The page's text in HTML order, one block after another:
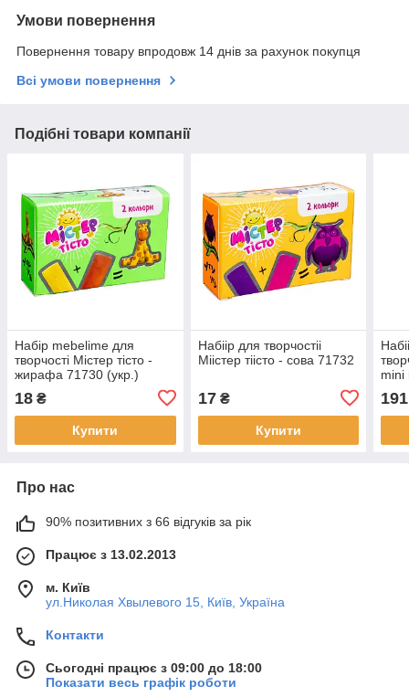
Умови повернення
Повернення товару впродовж 14 днів за рахунок покупця
Всі умови повернення
Подібні товари компанії
Набір mebelime для
творчості Містер тісто -
жирафа 71730 (укр.)
18 ₴
Купити
Набіір для творчостіі
Міістер тіісто - сова 71732
17₴
Купити
mini
191
Про нас
90% позитивних з 66 відгуків за рік
Працює з 13.02.2013
м. Київ
ул.Николая Хвылевого 15, Київ, Україна
Контакти
Сьогодні працює з 09:00 до 18:00
Показати весь графік роботи